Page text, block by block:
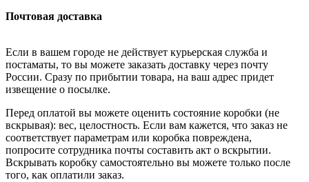
Почтовая доставка
Если в вашем городе не действует курьерская служба и
постаматы, то вы можете заказать доставку через почту
России. Сразу по прибытии товара, на ваш адрес придет
извещение о посылке.
Перед оплатой вы можете оценить состояние коробки (не
вскрывая): вес, целостность. Если вам кажется, что заказ не
соответствует параметрам или коробка повреждена,
попросите сотрудника почты составить акт о вскрытии.
Вскрывать коробку самостоятельно вы можете только после
того, как оплатили заказ.